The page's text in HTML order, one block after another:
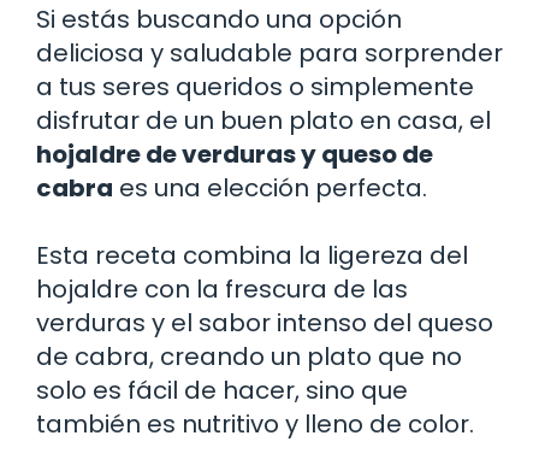
Si estás buscando una opción
deliciosa y saludable para sorprender
a tus seres queridos o simplemente
disfrutar de un buen plato en casa, el
hojaldre de verduras y queso de
cabra es una elección perfecta.
Esta receta combina la ligereza del
hojaldre con la frescura de las
verduras y el sabor intenso del queso
de cabra, creando un plato que no
solo es fácil de hacer, sino que
también es nutritivo y lleno de color.